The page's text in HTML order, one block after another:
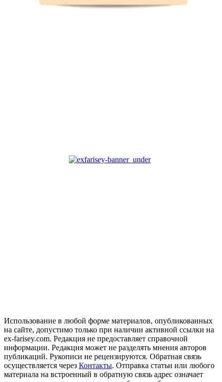
Использование в любой форме материалов, опубликованных
на сайте, допустимо только при наличии активной ссылки на
ex-farisey.com. Редакция не предоставляет справочной
информации. Редакция может не разделять мнения авторов
публикаций. Рукописи не рецензируются. Обратная связь
осуществляется через Контакты. Отправка статьи или любого
материала на встроенный в обратную связь адрес означает